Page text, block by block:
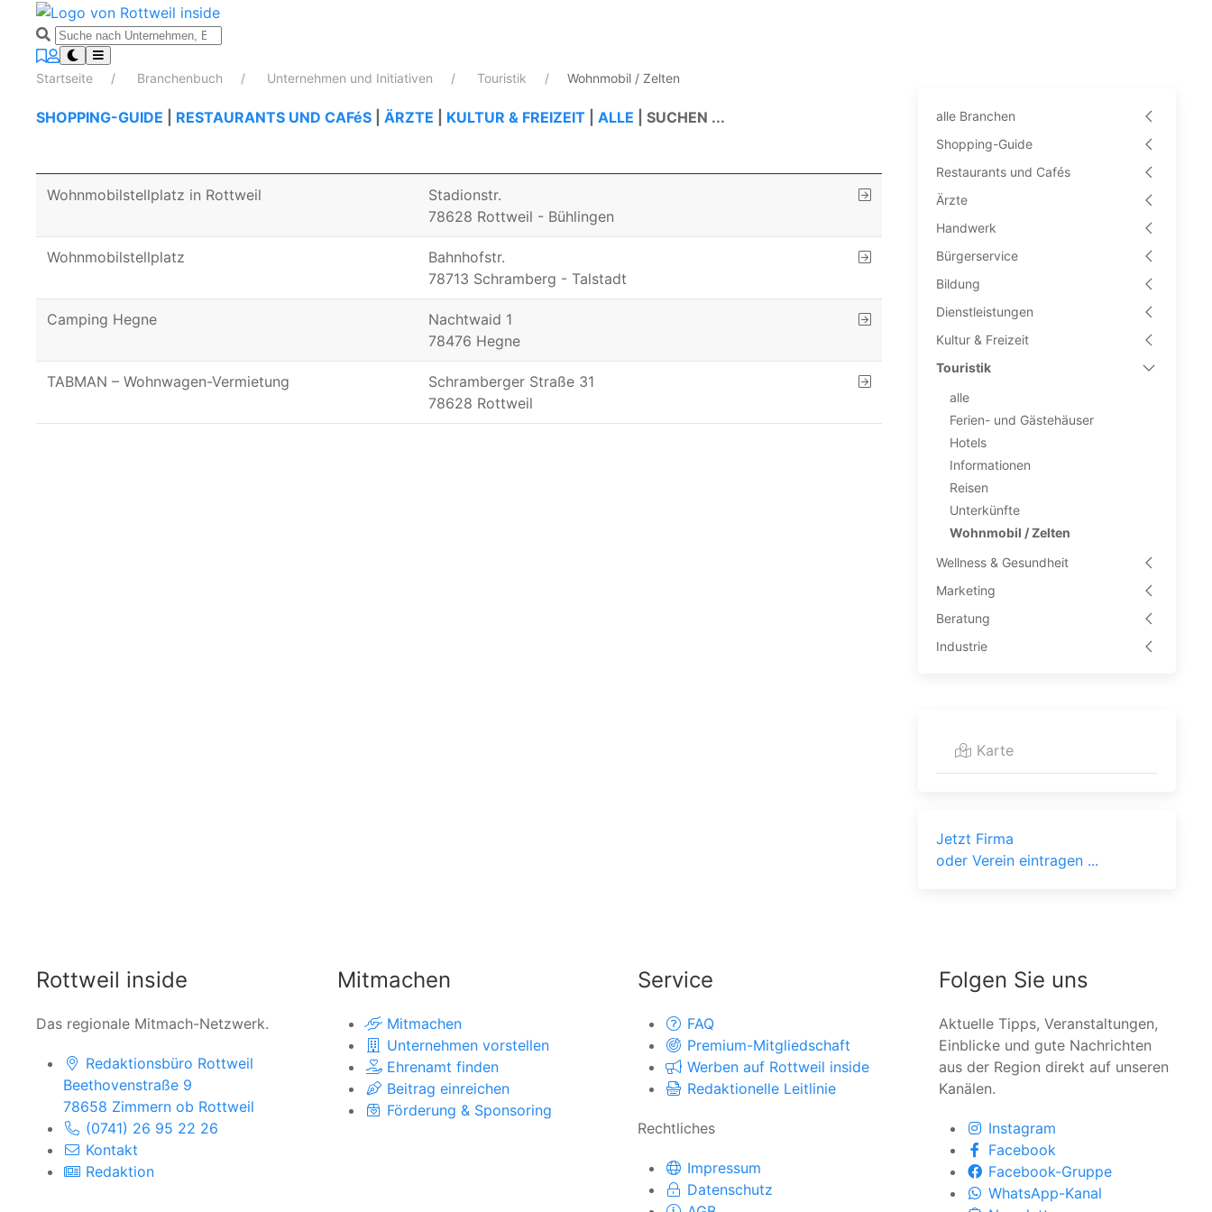
Startseite Branchenbuch Unternehmen und Initiativen Touristik Wohnmobil / Zelten
SHOPPING-GUIDE RESTAURANTS UND CAFéS ÄRZTE KULTUR & FREIZEIT ALLE SUCHEN ...
Wohnmobilstellplatz in Rottweil
Stadionstr.
78628 Rottweil - Bühlingen
Wohnmobilstellplatz
Bahnhofstr.
78713 Schramberg - Talstadt
Camping Hegne
Nachtwaid 1
78476 Hegne
TABMAN – Wohnwagen-Vermietung
Schramberger Straße 31
78628 Rottweil
alle Branchen
Shopping-Guide
Restaurants und Cafés
Ärzte
Handwerk
Bürgerservice
Bildung
Dienstleistungen
Kultur & Freizeit
Touristik
alle
Ferien- und Gästehäuser
Hotels
Informationen
Reisen
Unterkünfte
Wohnmobil / Zelten
Wellness & Gesundheit
Marketing
Beratung
Industrie
Karte
Jetzt Firma
oder Verein eintragen ...
Rottweil inside
Das regionale Mitmach-Netzwerk.
Redaktionsbüro Rottweil
Beethovenstraße 9
78658 Zimmern ob Rottweil
(0741) 26 95 22 26
Kontakt
Redaktion
Mitmachen
Mitmachen
Unternehmen vorstellen
Ehrenamt finden
Beitrag einreichen
Förderung & Sponsoring
Service
FAQ
Premium-Mitgliedschaft
Werben auf Rottweil inside
Redaktionelle Leitlinie
Rechtliches
Impressum
Datenschutz
Folgen Sie uns
Aktuelle Tipps, Veranstaltungen,
Einblicke und gute Nachrichten
aus der Region direkt auf unseren
Kanälen.
Instagram
Facebook
Facebook-Gruppe
WhatsApp-Kanal